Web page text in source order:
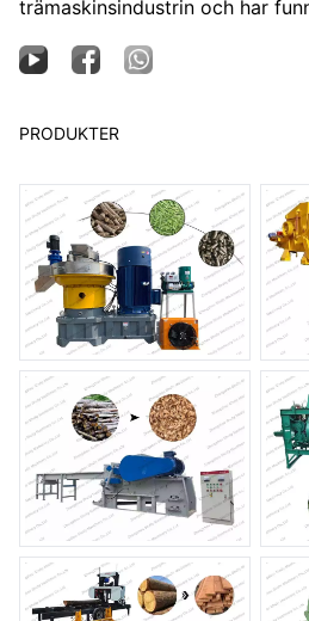
trämaskinsindustrin och har
PRODUKTER